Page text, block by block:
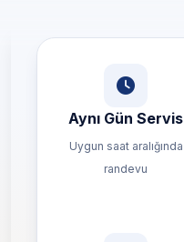
Aynı Gün Servis
Uygun saat aralığında
randevu